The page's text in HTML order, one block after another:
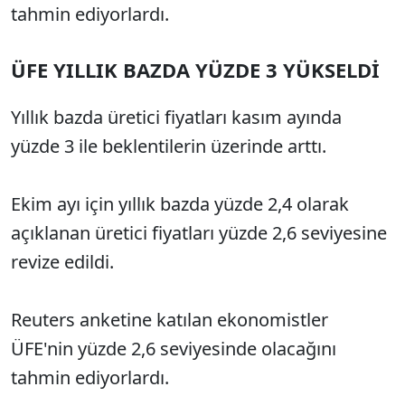
tahmin ediyorlardı.
ÜFE YILLIK BAZDA YÜZDE 3 YÜKSELDİ
Yıllık bazda üretici fiyatları kasım ayında
yüzde 3 ile beklentilerin üzerinde arttı.
Ekim ayı için yıllık bazda yüzde 2,4 olarak
açıklanan üretici fiyatları yüzde 2,6 seviyesine
revize edildi.
Reuters anketine katılan ekonomistler
ÜFE'nin yüzde 2,6 seviyesinde olacağını
tahmin ediyorlardı.